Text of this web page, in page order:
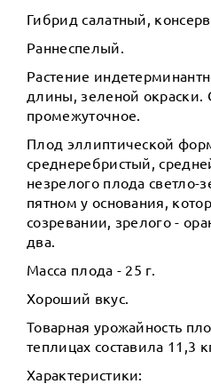
Гибрид салатный,
Раннеспелый.
Растение
длины, зеленой окраски.
промежуточное.
Плод эллиптической
среднеребристый,
незрелого плода светло-
пятном у основания,
созревании, зрелого -
два.
Масса плода - 25 г.
Хороший вкус.
Товарная урожайность
теплицах составила 11,3
Характеристики: